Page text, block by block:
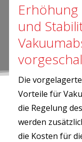
Erhöhung
und
Die
Vorteile für
die Regelung
werden
die Kosten für